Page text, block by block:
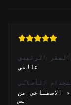
الرئيسي
عالمي
الأساسي
الاصطناعي من
نص